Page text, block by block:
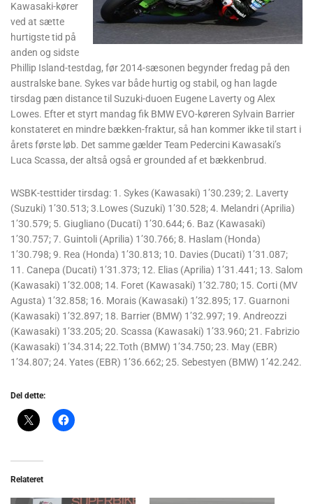
Kawasaki-kører
ved at sætte
hurtigste tid på
anden og sidste
Phillip Island-testdag, før 2014-sæsonen begynder fredag på den
australske bane. Sykes var både hurtig og stabil, og han lagde
tirsdag pæn distance til Suzuki-duoen Eugene Laverty og Alex
Lowes. Efter et styrt mandag fik BMW EVO-køreren Sylvain Barrier
konstateret en mindre bækken-fraktur, så han kommer ikke til start i
årets første løb. Det samme gælder Team Pedercini Kawasaki’s
Luca Scassa, der altså også er grounded af et bækkenbrud.
WSBK-testtider tirsdag: 1. Sykes (Kawasaki) 1’30.239; 2. Laverty
(Suzuki) 1’30.513; 3.Lowes (Suzuki) 1’30.528; 4. Melandri (Aprilia)
1’30.579; 5. Giugliano (Ducati) 1’30.644; 6. Baz (Kawasaki)
1’30.757; 7. Guintoli (Aprilia) 1’30.766; 8. Haslam (Honda)
1’30.798; 9. Rea (Honda) 1’30.813; 10. Davies (Ducati) 1’31.087;
11. Canepa (Ducati) 1’31.373; 12. Elias (Aprilia) 1’31.441; 13. Salom
(Kawasaki) 1’32.008; 14. Foret (Kawasaki) 1’32.780; 15. Corti (MV
Agusta) 1’32.858; 16. Morais (Kawasaki) 1’32.895; 17. Guarnoni
(Kawasaki) 1’32.897; 18. Barrier (BMW) 1’32.997; 19. Andreozzi
(Kawasaki) 1’33.205; 20. Scassa (Kawasaki) 1’33.960; 21. Fabrizio
(Kawasaki) 1’34.314; 22.Toth (BMW) 1’34.750; 23. May (EBR)
1’34.807; 24. Yates (EBR) 1’36.662; 25. Sebestyen (BMW) 1’42.242.
Del dette:
Relateret